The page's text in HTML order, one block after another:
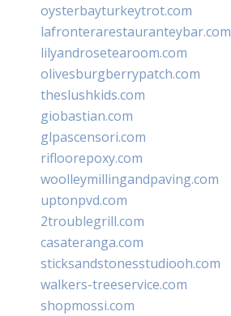
oysterbayturkeytrot.com
lafronterarestauranteybar.com
lilyandrosetearoom.com
olivesburgberrypatch.com
theslushkids.com
giobastian.com
glpascensori.com
rifloorepoxy.com
woolleymillingandpaving.com
uptonpvd.com
2troublegrill.com
casateranga.com
sticksandstonesstudiooh.com
walkers-treeservice.com
shopmossi.com